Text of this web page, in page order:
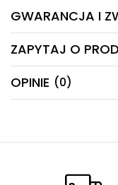
GWARANCJA I
Producent
do 24 miesięcy
sklepem za
ZAPYTAJ O
Masz pytania
E-mail
OPINIE (0)